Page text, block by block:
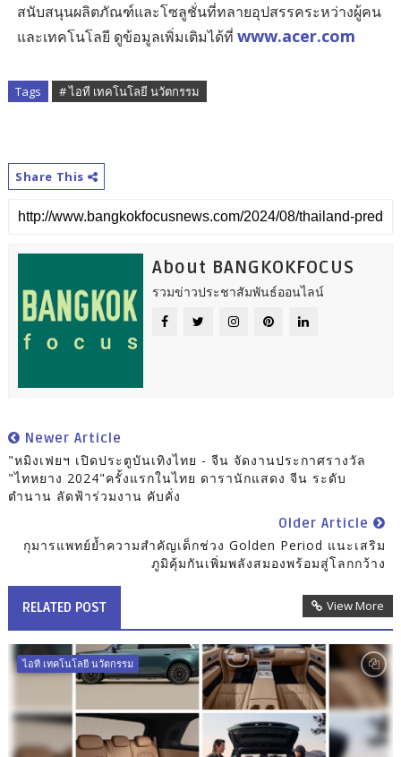
สนับสนุนผลิตภัณฑ์และโซลูชั่นที่ทลายอุปสรรคระหว่างผู้คน
และเทคโนโลยี ดูข้อมูลเพิ่มเติมได้ที่ www.acer.com
Tags # ไอที เทคโนโลยี นวัตกรรม
Share This
About BANGKOKFOCUS
รวมข่าวประชาสัมพันธ์ออนไลน์
Newer Article
"หมิงเฟยฯ เปิดประตูบันเทิงไทย - จีน จัดงานประกาศรางวัล
"ไทหยาง 2024"ครั้งแรกในไทย ดารานักแสดง จีน ระดับ
ตำนาน ลัดฟ้าร่วมงาน คับคั่ง
Older Article
กุมารแพทย์ย้ำความสำคัญเด็กช่วง Golden Period แนะเสริม
ภูมิคุ้มกันเพิ่มพลังสมองพร้อมสู่โลกกว้าง
RELATED POST View More
ไอที เทคโนโลยี นวัตกรรม